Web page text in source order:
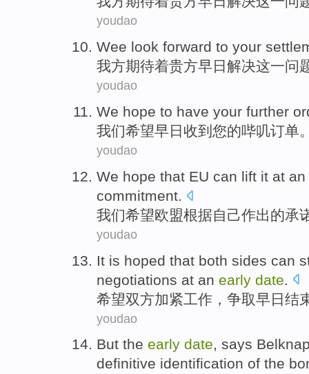
youdao
Wee look forward to your
我方期待着贵方早日 解决这一问
youdao
We hope to have your further
我们希望早日 收到 您的哔叽订单
youdao
We hope that EU can lift it at an
commitment.
我们希望欧盟根据自己作出的承
youdao
It is hoped that both sides can
negotiations at an early date
希望双方加紧工作 ， 争取早日结
youdao
But the early date, says
definitive identification of the